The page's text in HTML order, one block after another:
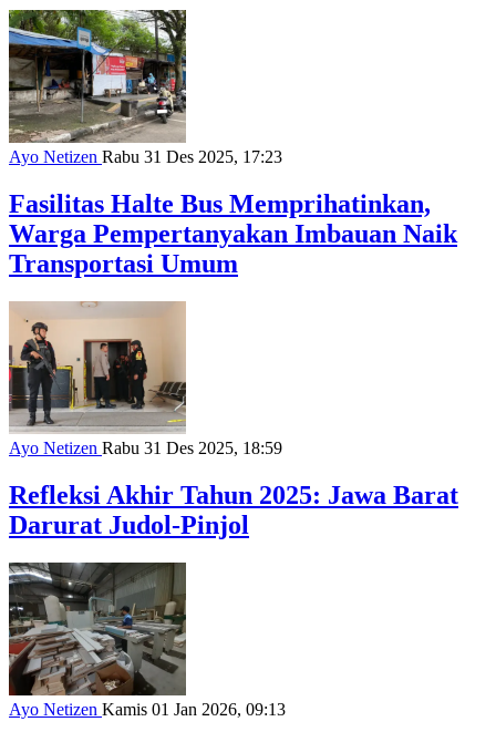
Ayo Netizen Rabu 31 Des 2025, 17:23
Fasilitas Halte Bus Memprihatinkan,
Warga Pempertanyakan Imbauan Naik
Transportasi Umum
Ayo Netizen Rabu 31 Des 2025, 18:59
Refleksi Akhir Tahun 2025: Jawa Barat
Darurat Judol-Pinjol
Ayo Netizen Kamis 01 Jan 2026, 09:13